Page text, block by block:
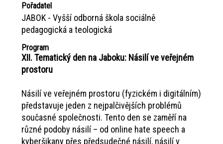
Pořadatel
JABOK - Vyšší odborná škola sociálně
pedagogická a teologická
Program
XII. Tematický den na Jaboku: Násilí ve veřejném
prostoru
Násilí ve veřejném prostoru (fyzickém i digitálním)
představuje jeden z nejpalčivějších problémů
současné společnosti. Tento den se zaměří na
různé podoby násilí – od online hate speech a
kyberšikany přes předsudečné násilí, násilí v